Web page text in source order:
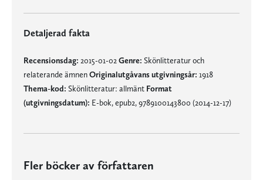
Detaljerad fakta
Recensionsdag: 2015-01-02 Genre: Skönlitteratur och
relaterande ämnenOriginalutgåvans utgivningsår: 1918
Thema-kod: Skönlitteratur: allmänt Format
(utgivningsdatum): E-bok, epub2, 9789100143800 (2014-12-17)
Fler böcker av författaren